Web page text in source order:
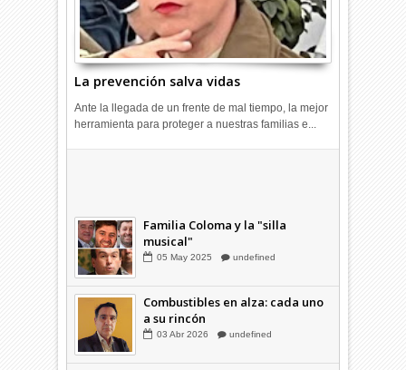
La prevención salva vidas
Ante la llegada de un frente de mal tiempo, la mejor
herramienta para proteger a nuestras familias e...
Familia Coloma y la "silla
musical"
Combustibles en alza: cada uno
a su rincón